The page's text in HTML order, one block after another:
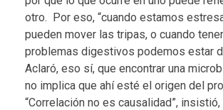
otro. Por eso, “cuando estamos
pueden mover las tripas, o cuando
problemas digestivos podemos estar
Aclaró, eso sí, que encontrar una
no implica que ahí esté el origen del
“Correlación no es causalidad”,